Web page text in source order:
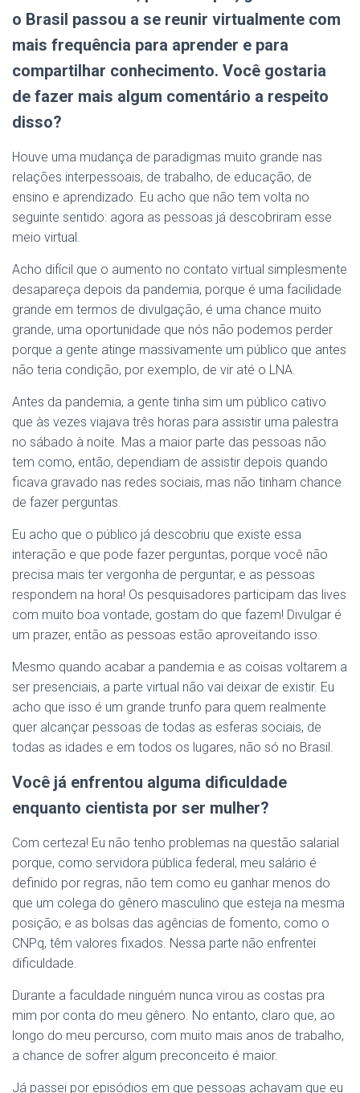
o Brasil passou a se reunir virtualmente com
mais frequência para aprender e para
compartilhar conhecimento. Você gostaria
de fazer mais algum comentário a respeito
disso?
Houve uma mudança de paradigmas muito grande nas
relações interpessoais, de trabalho, de educação, de
ensino e aprendizado. Eu acho que não tem volta no
seguinte sentido: agora as pessoas já descobriram esse
meio virtual.
Acho difícil que o aumento no contato virtual simplesmente
desapareça depois da pandemia, porque é uma facilidade
grande em termos de divulgação, é uma chance muito
grande, uma oportunidade que nós não podemos perder
porque a gente atinge massivamente um público que antes
não teria condição, por exemplo, de vir até o LNA.
Antes da pandemia, a gente tinha sim um público cativo
que às vezes viajava três horas para assistir uma palestra
no sábado à noite. Mas a maior parte das pessoas não
tem como, então, dependiam de assistir depois quando
ficava gravado nas redes sociais, mas não tinham chance
de fazer perguntas.
Eu acho que o público já descobriu que existe essa
interação e que pode fazer perguntas, porque você não
precisa mais ter vergonha de perguntar, e as pessoas
respondem na hora! Os pesquisadores participam das lives
com muito boa vontade, gostam do que fazem! Divulgar é
um prazer, então as pessoas estão aproveitando isso.
Mesmo quando acabar a pandemia e as coisas voltarem a
ser presenciais, a parte virtual não vai deixar de existir. Eu
acho que isso é um grande trunfo para quem realmente
quer alcançar pessoas de todas as esferas sociais, de
todas as idades e em todos os lugares, não só no Brasil.
Você já enfrentou alguma dificuldade
enquanto cientista por ser mulher?
Com certeza! Eu não tenho problemas na questão salarial
porque, como servidora pública federal, meu salário é
definido por regras, não tem como eu ganhar menos do
que um colega do gênero masculino que esteja na mesma
posição; e as bolsas das agências de fomento, como o
CNPq, têm valores fixados. Nessa parte não enfrentei
dificuldade.
Durante a faculdade ninguém nunca virou as costas pra
mim por conta do meu gênero. No entanto, claro que, ao
longo do meu percurso, com muito mais anos de trabalho,
a chance de sofrer algum preconceito é maior.
Já passei por episódios em que pessoas achavam que eu